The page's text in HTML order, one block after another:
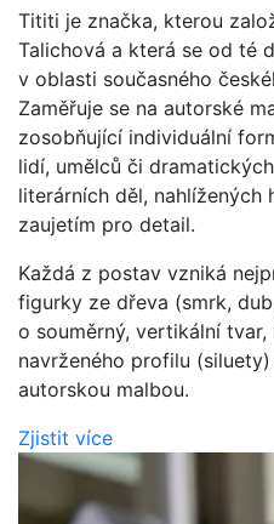
Tititi je značka, kterou
Talichová a která se od té
v oblasti současného
Zaměřuje se na autorské
zosobňující individuální
lidí, umělců či
literárních děl, nahlížených
zaujetím pro detail.
Každá z postav vzniká
figurky ze dřeva (smrk,
o souměrný, vertikální
navrženého profilu
autorskou malbou.
Zjistit více